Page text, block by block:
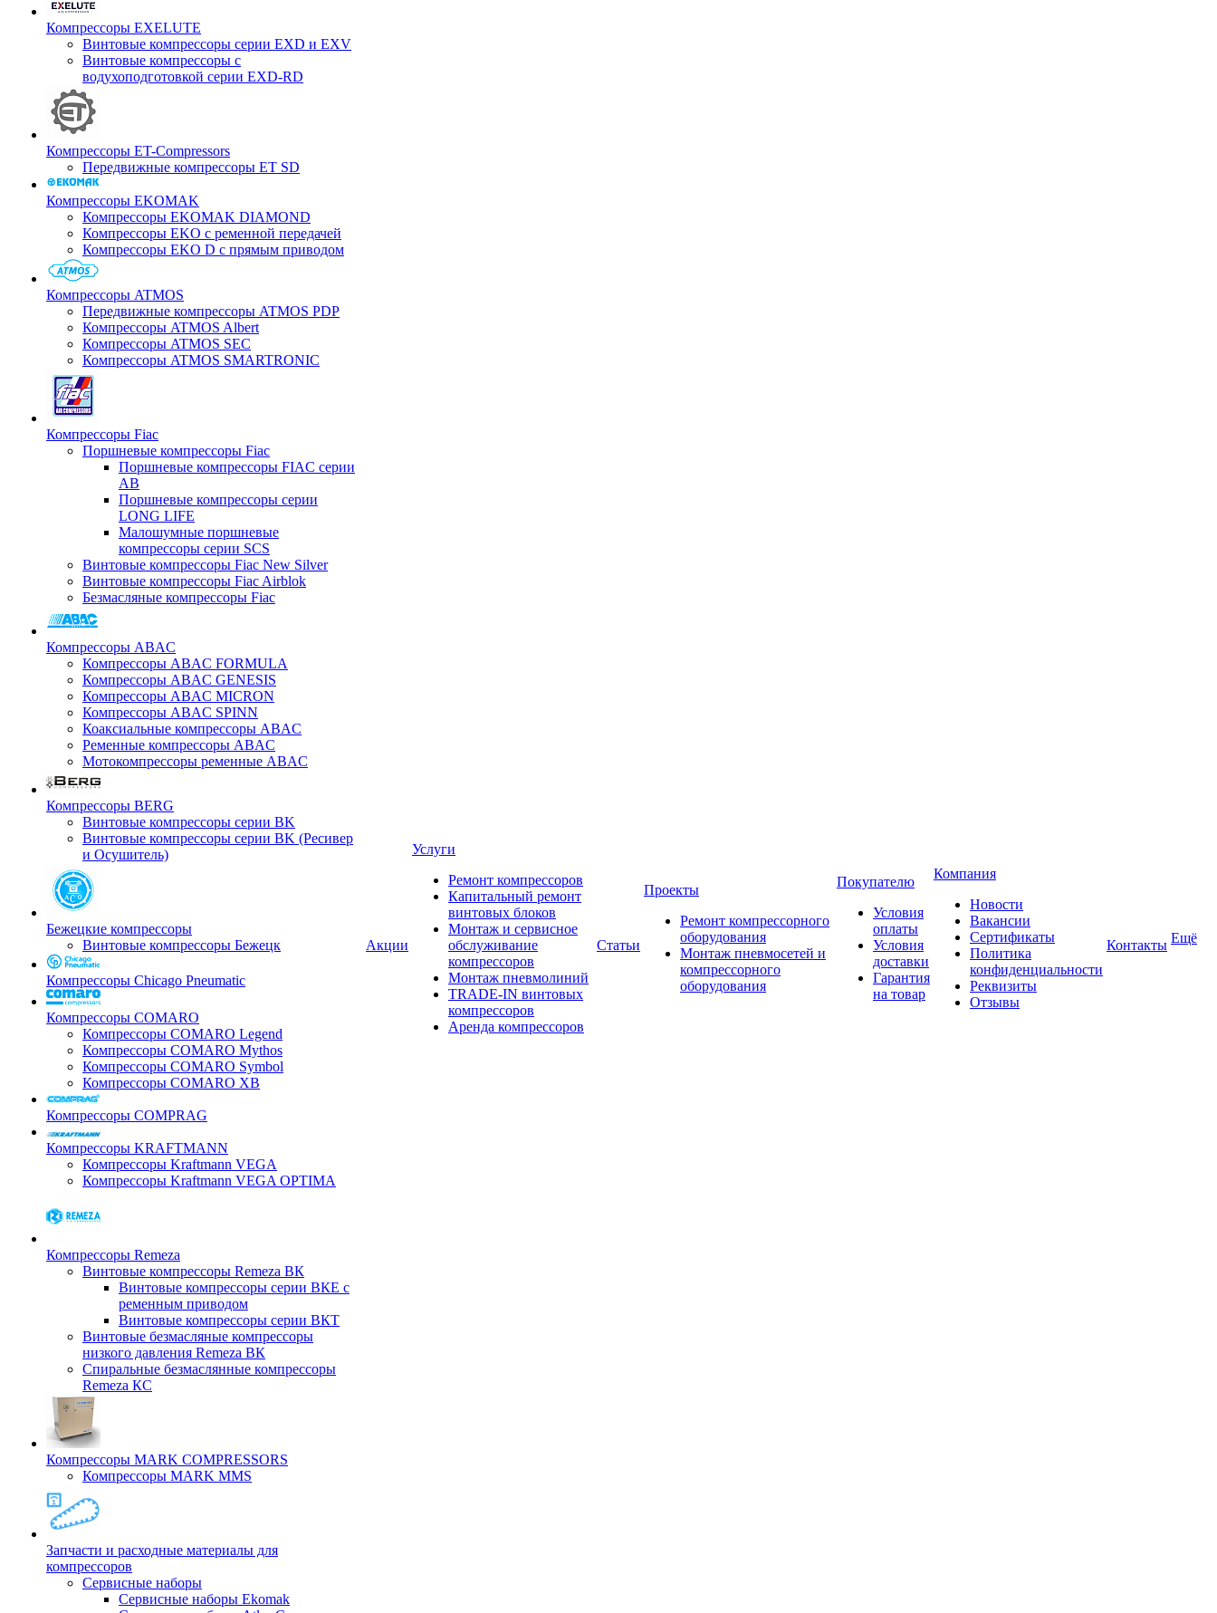
Компрессоры EXELUTE
Винтовые компрессоры серии EXD и EXV
Винтовые компрессоры с
водухоподготовкой серии EXD-RD
Компрессоры ET-Compressors
Передвижные компрессоры ET SD
Компрессоры EKOMAK
Компрессоры EKOMAK DIAMOND
Компрессоры EKO c ременной передачей
Компрессоры EKO D с прямым приводом
Компрессоры ATMOS
Передвижные компрессоры ATMOS PDP
Компрессоры ATMOS Albert
Компрессоры ATMOS SEC
Компрессоры ATMOS SMARTRONIC
Компрессоры Fiac
Поршневые компрессоры Fiac
Поршневые компрессоры FIAC серии
AB
Поршневые компрессоры серии
LONG LIFE
Малошумные поршневые
компрессоры серии SCS
Винтовые компрессоры Fiac New Silver
Винтовые компрессоры Fiac Airblok
Безмасляные компрессоры Fiac
Компрессоры ABAC
Компрессоры ABAC FORMULA
Компрессоры ABAC GENESIS
Компрессоры ABAC MICRON
Компрессоры ABAC SPINN
Коаксиальные компрессоры ABAC
Ременные компрессоры ABAC
Мотокомпрессоры ременные ABAC
Компрессоры BERG
Винтовые компрессоры серии BK
Винтовые компрессоры серии BK (Ресивер
и Осушитель)
Бежецкие компрессоры
Винтовые компрессоры Бежецк
Компрессоры Chicago Pneumatic
Компрессоры COMARO
Компрессоры COMARO Legend
Компрессоры COMARO Mythos
Компрессоры COMARO Symbol
Компрессоры COMARO XB
Компрессоры COMPRAG
Компрессоры KRAFTMANN
Компрессоры Kraftmann VEGA
Компрессоры Kraftmann VEGA OPTIMA
Компрессоры Remeza
Винтовые компрессоры Remeza ВК
Винтовые компрессоры серии ВКЕ с
ременным приводом
Винтовые компрессоры серии ВКТ
Винтовые безмасляные компрессоры
низкого давления Remeza ВК
Спиральные безмаслянные компрессоры
Remeza КС
Компрессоры MARK COMPRESSORS
Компрессоры MARK MMS
Запчасти и расходные материалы для
компрессоров
Cервисные наборы
Сервисные наборы Ekomak
Акции
Услуги
Ремонт компрессоров
Капитальный ремонт
винтовых блоков
Монтаж и сервисное
обслуживание
компрессоров
Монтаж пневмолиний
TRADE-IN винтовых
компрессоров
Аренда компрессоров
Статьи
Проекты
Ремонт компрессорного
оборудования
Монтаж пневмосетей и
компрессорного
оборудования
Покупателю
Условия
оплаты
Условия
доставки
Гарантия
на товар
Компания
Новости
Вакансии
Сертификаты
Политика
конфиденциальности
Реквизиты
Отзывы
Контакты Ещё